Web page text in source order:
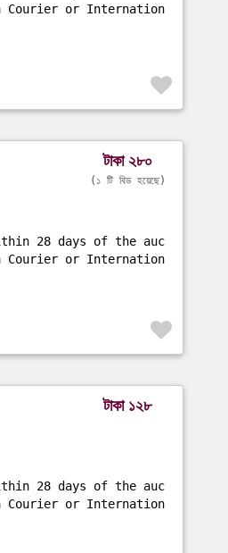
Courier or Internation
টাকা ২৮০
১ টি বিড হয়েছে
28 days of the auc
Courier or Internation
টাকা ১২৮
28 days of the auc
Courier or Internation